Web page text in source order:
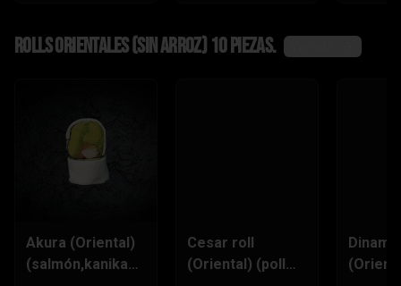
Rolls Orientales (SIN ARROZ) 10 piezas.
Akura (Oriental)
(salmón,kanikam
Cesar roll
(Oriental) (pollo